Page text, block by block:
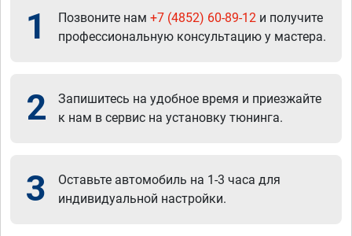
1 Позвоните нам +7 (4852) 60-89-12 и получите
профессиональную консультацию у мастера.
2
Запишитесь на удобное время и приезжайте
к нам в сервис на установку тюнинга.
3
Оставьте автомобиль на 1-3 часа для
индивидуальной настройки.